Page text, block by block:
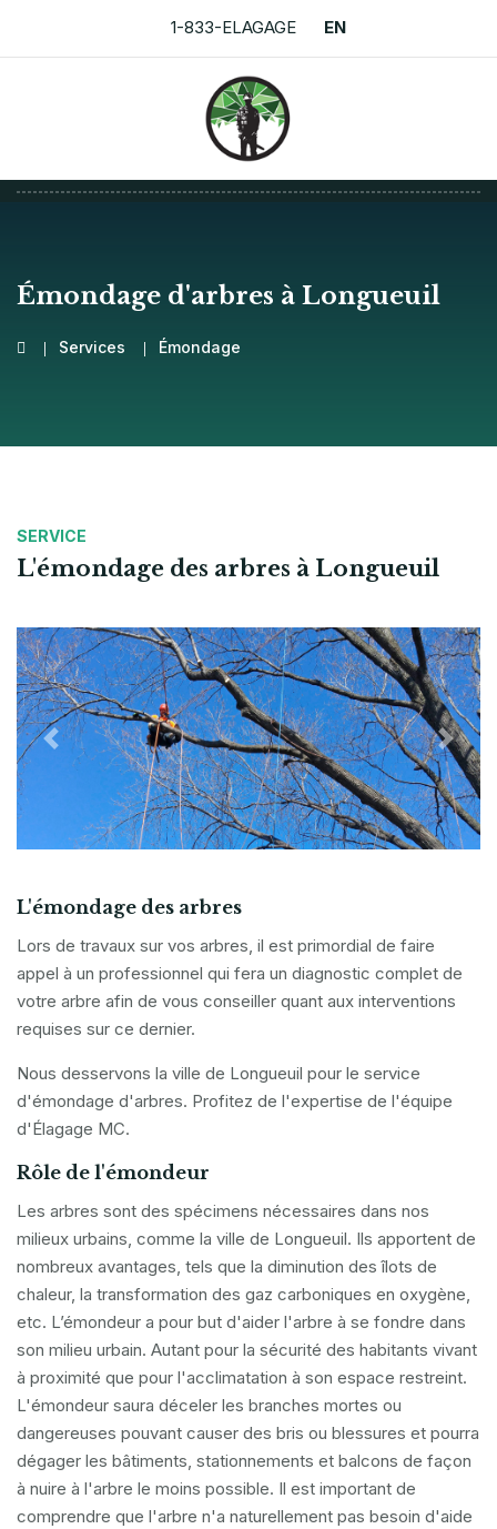
1-833-ELAGAGE EN
Émondage d'arbres à Longueuil
Services Émondage
SERVICE
L'émondage des arbres à Longueuil
Previous Next
L'émondage des arbres
Lors de travaux sur vos arbres, il est primordial de faire
appel à un professionnel qui fera un diagnostic complet de
votre arbre afin de vous conseiller quant aux interventions
requises sur ce dernier.
Nous desservons la ville de Longueuil pour le service
d'émondage d'arbres. Profitez de l'expertise de l'équipe
d'Élagage MC.
Rôle de l'émondeur
Les arbres sont des spécimens nécessaires dans nos
milieux urbains, comme la ville de Longueuil. Ils apportent de
nombreux avantages, tels que la diminution des îlots de
chaleur, la transformation des gaz carboniques en oxygène,
etc. L’émondeur a pour but d'aider l'arbre à se fondre dans
son milieu urbain. Autant pour la sécurité des habitants vivant
à proximité que pour l'acclimatation à son espace restreint.
L'émondeur saura déceler les branches mortes ou
dangereuses pouvant causer des bris ou blessures et pourra
dégager les bâtiments, stationnements et balcons de façon
à nuire à l'arbre le moins possible. Il est important de
comprendre que l'arbre n'a naturellement pas besoin d'aide